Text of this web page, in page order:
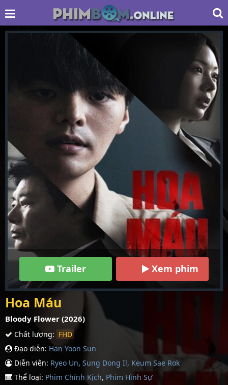
Trailer Xem phim
Hoa Máu
Bloody Flower (2026)
Chất lượng: FHD
Đạo diễn: Han Yoon Sun
Diễn viên: Ryeo Un, Sung Dong Il, Keum Sae Rok
Thể loại: Phim Chính Kịch, Phim Hình Sự